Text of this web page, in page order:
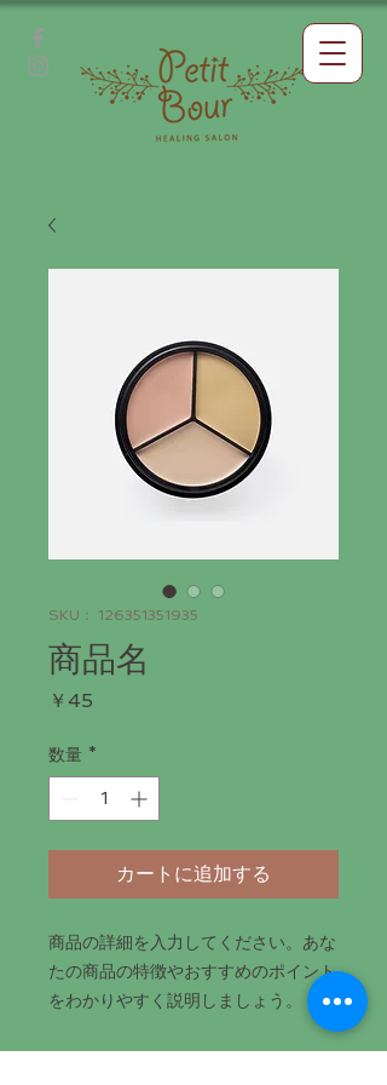
SKU： 126351351935
商品名
￥45
数量 *
カートに追加する
商品の詳細を入力してください。あな
たの商品の特徴やおすすめのポイント
をわかりやすく説明しましょう。